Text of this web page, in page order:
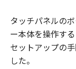
タッチパネルの
ー本体を操作す
セットアップの
した。